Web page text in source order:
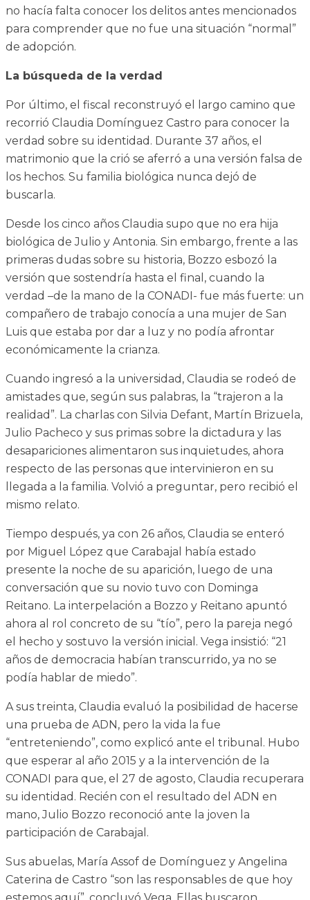
no hacía falta conocer los delitos antes mencionados
para comprender que no fue una situación “normal”
de adopción.
La búsqueda de la verdad
Por último, el fiscal reconstruyó el largo camino que
recorrió Claudia Domínguez Castro para conocer la
verdad sobre su identidad. Durante 37 años, el
matrimonio que la crió se aferró a una versión falsa de
los hechos. Su familia biológica nunca dejó de
buscarla.
Desde los cinco años Claudia supo que no era hija
biológica de Julio y Antonia. Sin embargo, frente a las
primeras dudas sobre su historia, Bozzo esbozó la
versión que sostendría hasta el final, cuando la
verdad –de la mano de la CONADI- fue más fuerte: un
compañero de trabajo conocía a una mujer de San
Luis que estaba por dar a luz y no podía afrontar
económicamente la crianza.
Cuando ingresó a la universidad, Claudia se rodeó de
amistades que, según sus palabras, la “trajeron a la
realidad”. La charlas con Silvia Defant, Martín Brizuela,
Julio Pacheco y sus primas sobre la dictadura y las
desapariciones alimentaron sus inquietudes, ahora
respecto de las personas que intervinieron en su
llegada a la familia. Volvió a preguntar, pero recibió el
mismo relato.
Tiempo después, ya con 26 años, Claudia se enteró
por Miguel López que Carabajal había estado
presente la noche de su aparición, luego de una
conversación que su novio tuvo con Dominga
Reitano. La interpelación a Bozzo y Reitano apuntó
ahora al rol concreto de su “tío”, pero la pareja negó
el hecho y sostuvo la versión inicial. Vega insistió: “21
años de democracia habían transcurrido, ya no se
podía hablar de miedo”.
A sus treinta, Claudia evaluó la posibilidad de hacerse
una prueba de ADN, pero la vida la fue
“entreteniendo”, como explicó ante el tribunal. Hubo
que esperar al año 2015 y a la intervención de la
CONADI para que, el 27 de agosto, Claudia recuperara
su identidad. Recién con el resultado del ADN en
mano, Julio Bozzo reconoció ante la joven la
participación de Carabajal.
Sus abuelas, María Assof de Domínguez y Angelina
Caterina de Castro “son las responsables de que hoy